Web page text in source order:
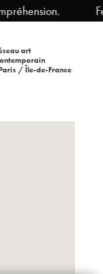
art
/ Île-de-France